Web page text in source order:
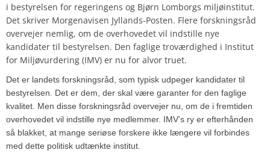
i bestyrelsen for regeringens og Bjørn Lomborgs miljøinstitut.
Det skriver Morgenavisen Jyllands-Posten. Flere forskningsråd
overvejer nemlig, om de overhovedet vil indstille nye
kandidater til bestyrelsen. Den faglige troværdighed i Institut
for Miljøvurdering (IMV) er nu for alvor truet.
Det er landets forskningsråd, som typisk udpeger kandidater til
bestyrelsen. Det er dem, der skal være garanter for den faglige
kvalitet. Men disse forskningsråd overvejer nu, om de i fremtiden
overhovedet vil indstille nye medlemmer. IMV’s ry er efterhånden
så blakket, at mange seriøse forskere ikke længere vil forbindes
med dette politisk udtænkte institut.